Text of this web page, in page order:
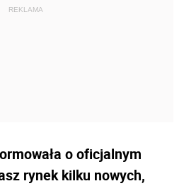
o oficjalnym
rynek kilku nowych,